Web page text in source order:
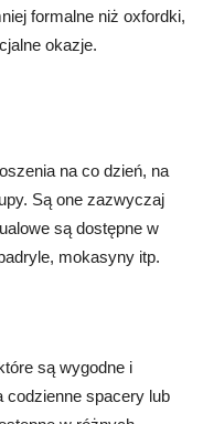
formalne niż oxfordki,
okazje.
na co dzień, na
Są one zazwyczaj
są dostępne w
mokasyny itp.
są wygodne i
codzienne spacery lub